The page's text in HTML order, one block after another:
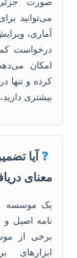
صورت
می‌توانید
آماری،
درخواست
امکان
کرده و تنها
بیشتری
❓ آیا
معنای
یک موسسه
نامه اصیل
برخی از
ابزارهای